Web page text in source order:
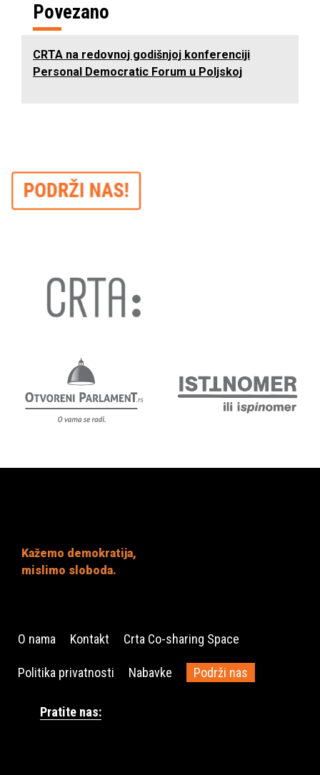
Povezano
CRTA na redovnoj godišnjoj konferenciji
Personal Democratic Forum u Poljskoj
Kažemo demokratija,
mislimo sloboda.
O nama Kontakt Crta Co-sharing Space
Politika privatnosti Nabavke Podrži nas
Pratite nas: